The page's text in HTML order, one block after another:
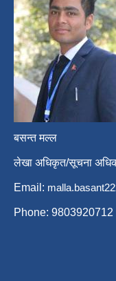
बसन्त मल्ल
लेखा अधिकृत/सूचना
Email:
Phone: 9803920712